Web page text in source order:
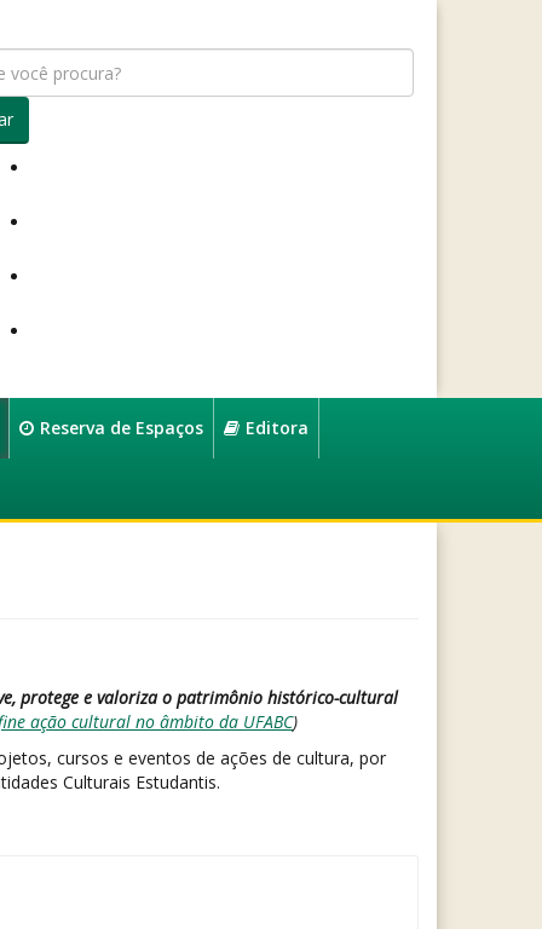
Reserva de Espaços Editora
protege e valoriza o patrimônio histórico-cultural
ação cultural no âmbito da UFABC)
cursos e eventos de ações de cultura, por
Culturais Estudantis.